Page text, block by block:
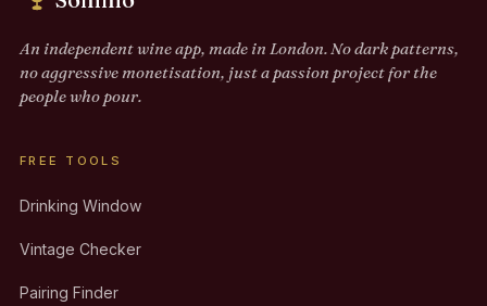
An independent wine app, made in London. No dark patterns,
no aggressive monetisation, just a passion project for the
people who pour.
FREE TOOLS
Drinking Window
Vintage Checker
Pairing Finder